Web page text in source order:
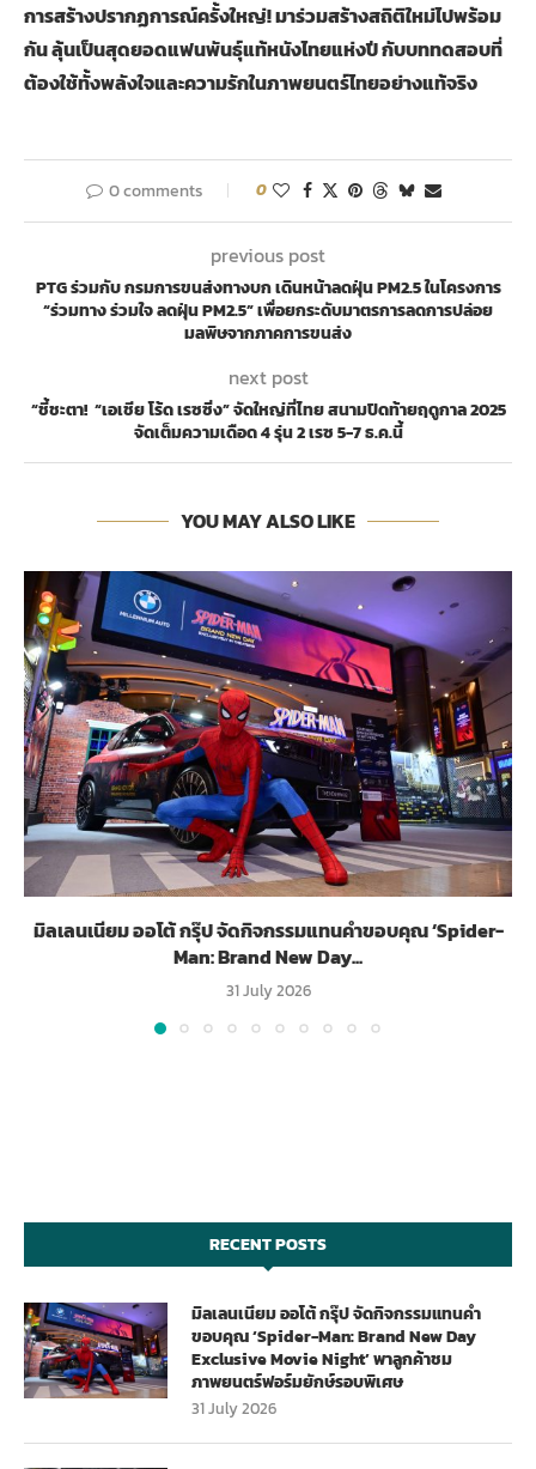
การสร้างปรากฏการณ์ครั้งใหญ่! มาร่วมสร้างสถิติใหม่ไปพร้อม
กัน ลุ้นเป็นสุดยอดแฟนพันธุ์แท้หนังไทยแห่งปี กับบททดสอบที่
ต้องใช้ทั้งพลังใจและความรักในภาพยนตร์ไทยอย่างแท้จริง
0 comments 0
previous post
PTG ร่วมกับ กรมการขนส่งทางบก เดินหน้าลดฝุ่น PM2.5 ในโครงการ
“ร่วมทาง ร่วมใจ ลดฝุ่น PM2.5” เพื่อยกระดับมาตรการลดการปล่อย
มลพิษจากภาคการขนส่ง
next post
“ชี้ชะตา! “เอเชีย โร้ด เรซซิ่ง” จัดใหญ่ที่ไทย สนามปิดท้ายฤดูกาล 2025
จัดเต็มความเดือด 4 รุ่น 2 เรซ 5-7 ธ.ค.นี้
YOU MAY ALSO LIKE
มิลเลนเนียม ออโต้ กรุ๊ป จัดกิจกรรมแทนคำขอบคุณ ‘Spider-
Man: Brand New Day...
31 July 2026
RECENT POSTS
มิลเลนเนียม ออโต้ กรุ๊ป จัดกิจกรรมแทนคำ
ขอบคุณ ‘Spider-Man: Brand New Day
Exclusive Movie Night’ พาลูกค้าชม
ภาพยนตร์ฟอร์มยักษ์รอบพิเศษ
31 July 2026